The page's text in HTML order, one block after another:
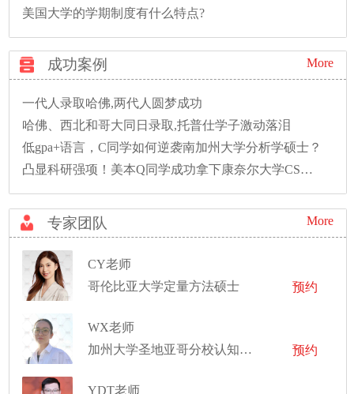
美国大学的学期制度有什么特点?
成功案例 More
一代人录取哈佛,两代人圆梦成功
哈佛、西北和哥大同日录取,托普仕学子激动落泪
低gpa+语言，C同学如何逆袭南加州大学分析学硕士？
凸显科研强项！美本Q同学成功拿下康奈尔大学CS硕士录取！
专家团队 More
CY老师
哥伦比亚大学定量方法硕士
预约
WX老师
加州大学圣地亚哥分校认知神经科学、交互设计双学位学士
预约
YDT老师